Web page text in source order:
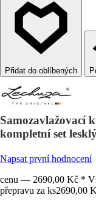
Samozavlažovací
kompletní set
Napsat první hodnocení
cenu — 2690,00 Kč *
přepravu za ks2690,00